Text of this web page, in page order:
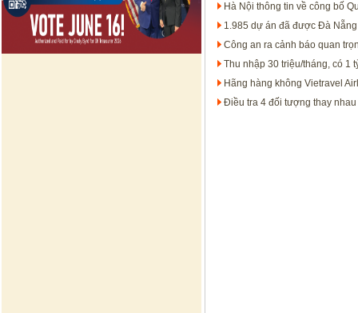
Hà Nội thông tin về công bố
1.985 dự án đã được Đà
Công an ra cảnh báo quan
Thu nhập 30 triệu/tháng, có 1
Hãng hàng không Vietravel
Điều tra 4 đối tượng thay